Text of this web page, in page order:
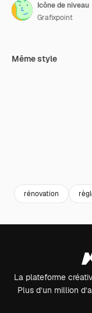
Icône de niveau
Grafixpoint
Même style
rénovation
La plateforme
Plus d’un million